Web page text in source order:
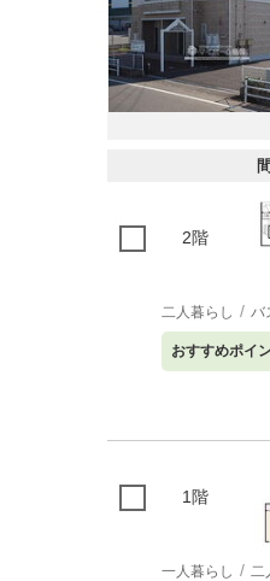
2階
二人暮らし バ
おすすめポイ
1階
一人暮らし 二